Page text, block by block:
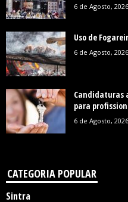
6 de Agosto, 2026
Uso de
6 de Agosto, 2026
Candidaturas
para
6 de Agosto, 2026
CATEGORIA POPULAR
Sintra